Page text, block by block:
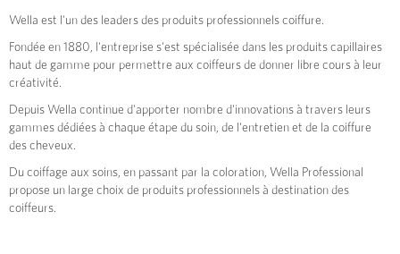
Wella est l'un des leaders des produits professionnels coiffure.
Fondée en 1880, l'entreprise s'est spécialisée dans les produits capillaires
haut de gamme pour permettre aux coiffeurs de donner libre cours à leur
créativité.
Depuis Wella continue d'apporter nombre d'innovations à travers leurs
gammes dédiées à chaque étape du soin, de l'entretien et de la coiffure
des cheveux.
Du coiffage aux soins, en passant par la coloration, Wella Professional
propose un large choix de produits professionnels à destination des
coiffeurs.